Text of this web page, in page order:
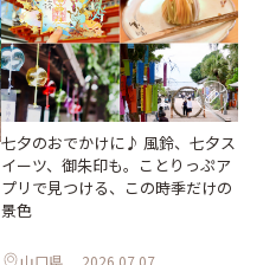
七夕のおでかけに♪ 風鈴、七夕ス
イーツ、御朱印も。ことりっぷア
プリで見つける、この時季だけの
景色
山口県 2026.07.07